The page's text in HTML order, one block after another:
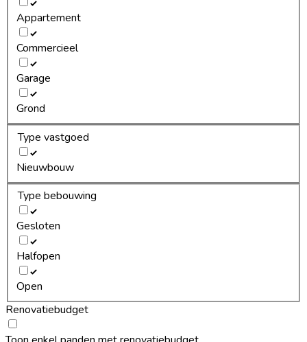
Appartement
Commercieel
Garage
Grond
Type vastgoed
Nieuwbouw
Type bebouwing
Gesloten
Halfopen
Open
Renovatiebudget